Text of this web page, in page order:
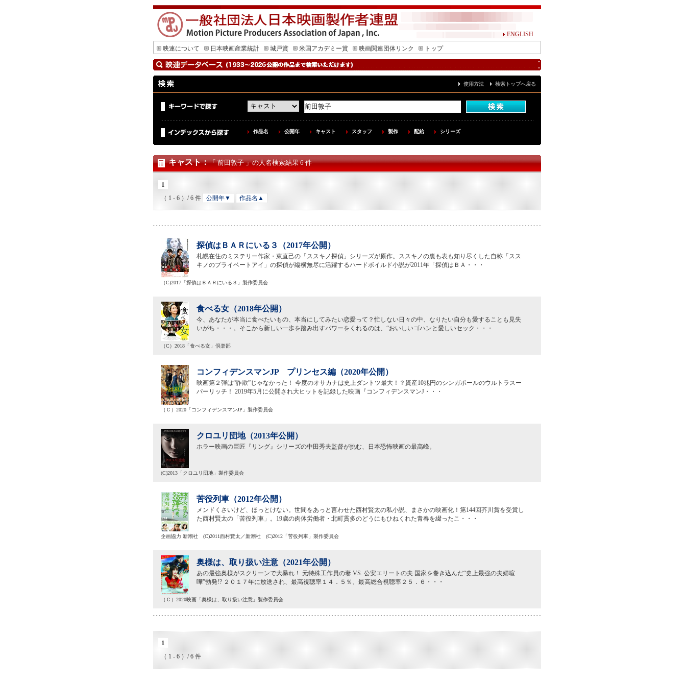
ENGLISH
映連について
日本映画産業統計 城戸賞 米国アカデミー賞 映画関連団体リンク トップ
使用方法 検索トップへ戻る
作品名 公開年 キャスト スタッフ 製作 配給 シリーズ
キャスト：「 前田敦子 」の人名検索結果 6 件
1
（ 1 - 6 ）/ 6 件 公開年▼ 作品名▲
探偵はＢＡＲにいる３（2017年公開）
札幌在住のミステリー作家・東直己の「ススキノ探偵」シリーズが原作。ススキノの裏も表も知り尽くした自称「スス
キノのプライベートアイ」の探偵が縦横無尽に活躍するハードボイルド小説が2011年「探偵はＢＡ・・・
（C)2017「探偵はＢＡＲにいる３」製作委員会
食べる女（2018年公開）
今、あなたが本当に食べたいもの、本当にしてみたい恋愛って？忙しない日々の中、なりたい自分も愛することも見失
いがち・・・。そこから新しい一歩を踏み出すパワーをくれるのは、“おいしいゴハンと愛しいセック・・・
（C）2018「食べる女」倶楽部
コンフィデンスマンJP プリンセス編（2020年公開）
映画第２弾は“詐欺”じゃなかった！ 今度のオサカナは史上ダントツ最大！？資産10兆円のシンガポールのウルトラスー
パーリッチ！ 2019年5月に公開され大ヒットを記録した映画『コンフィデンスマンJ・・・
（Ｃ）2020「コンフィデンスマンJP」製作委員会
クロユリ団地（2013年公開）
ホラー映画の巨匠『リング』シリーズの中田秀夫監督が挑む、日本恐怖映画の最高峰。
(C)2013「クロユリ団地」製作委員会
苦役列車（2012年公開）
メンドくさいけど、ほっとけない。世間をあっと言わせた西村賢太の私小説、まさかの映画化！第144回芥川賞を受賞し
た西村賢太の「苦役列車」。19歳の肉体労働者・北町貫多のどうにもひねくれた青春を綴ったこ・・・
企画協力 新潮社 (C)2011西村賢太／新潮社 (C)2012「苦役列車」製作委員会
奥様は、取り扱い注意（2021年公開）
あの最強奥様がスクリーンで大暴れ！ 元特殊工作員の妻 VS. 公安エリートの夫 国家を巻き込んだ“史上最強の夫婦喧
嘩”勃発!? ２０１７年に放送され、最高視聴率１４．５％、最高総合視聴率２５．６・・・
（Ｃ）2020映画「奥様は、取り扱い注意」製作委員会
1
（ 1 - 6 ）/ 6 件